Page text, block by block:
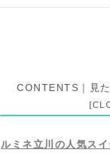
CONTENTS｜見
ルミネ立川の人気ス